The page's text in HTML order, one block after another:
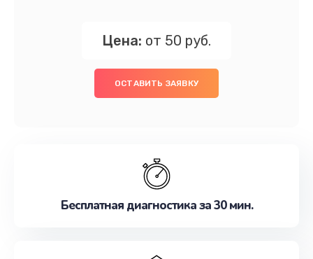
Цена: от 50 руб.
ОСТАВИТЬ ЗАЯВКУ
Бесплатная диагностика за 30 мин.